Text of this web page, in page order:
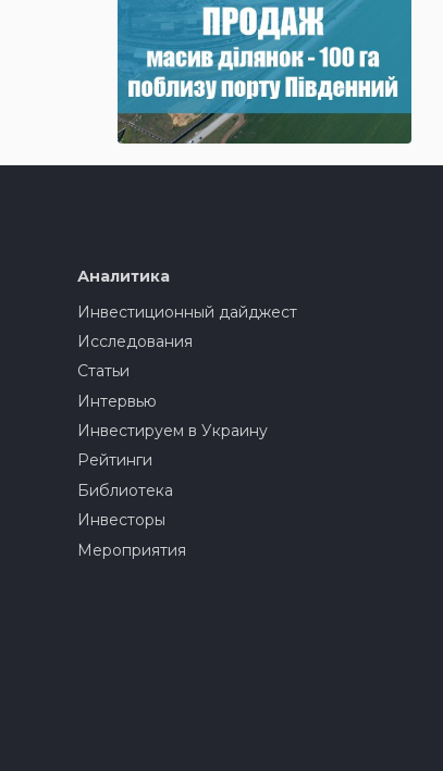
Аналитика
Инвестиционный дайджест
Исследования
Статьи
Интервью
Инвестируем в Украину
Рейтинги
Библиотека
Инвесторы
Мероприятия